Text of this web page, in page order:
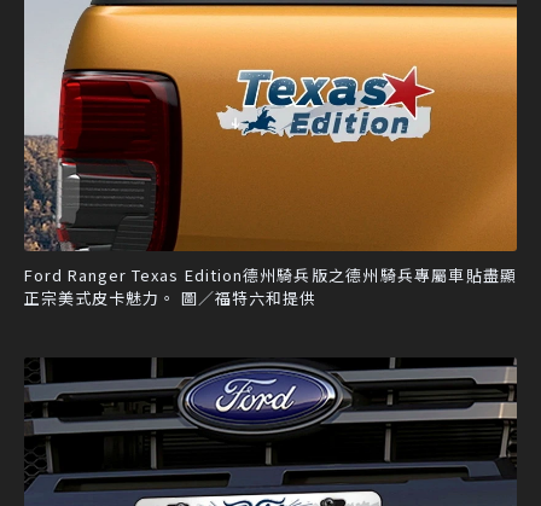
Ford Ranger Texas Edition德州騎兵版之德州騎兵專屬車貼盡顯
正宗美式皮卡魅力。 圖／福特六和提供